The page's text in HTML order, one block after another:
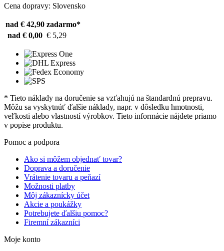
Cena dopravy: Slovensko
nad € 42,90 zadarmo*
nad € 0,00 € 5,29
* Tieto náklady na doručenie sa vzťahujú na štandardnú prepravu.
Môžu sa vyskytnúť ďalšie náklady, napr. v dôsledku hmotnosti,
veľkosti alebo vlastností výrobkov. Tieto informácie nájdete priamo
v popise produktu.
Pomoc a podpora
Ako si môžem objednať tovar?
Doprava a doručenie
Vrátenie tovaru a peňazí
Možnosti platby
Môj zákaznícky účet
Akcie a poukážky
Potrebujete ďalšiu pomoc?
Firemní zákazníci
Moje konto